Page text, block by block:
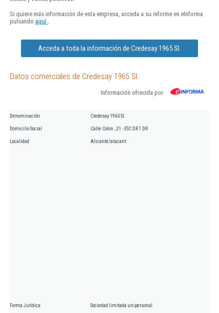
Si quiere más información de esta empresa, acceda a su informe en eInforma
pulsando aquí
Acceda a toda la información de Credesay 1965 Sl.
Datos comerciales de Credesay 1965 Sl.
Información ofrecida por
Denominación Credesay 1965 Sl.
Domicilio Social Calle Colon , 21 - ESC DR 1 DR
Localidad Alicante/alacant
Forma Jurídica Sociedad limitada unipersonal